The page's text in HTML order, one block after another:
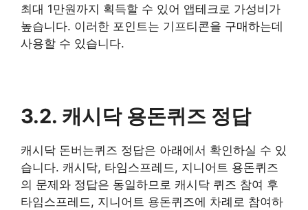
최대 1만원까지 획득할 수 있어 앱테크로 가성비가
높습니다. 이러한 포인트는 기프티콘을 구매하는데
사용할 수 있습니다.
3.2. 캐시닥 용돈퀴즈 정답
캐시닥 돈버는퀴즈 정답은 아래에서 확인하실 수 있
습니다. 캐시닥, 타임스프레드, 지니어트 용돈퀴즈
의 문제와 정답은 동일하므로 캐시닥 퀴즈 참여 후
타임스프레드, 지니어트 용돈퀴즈에 차례로 참여하